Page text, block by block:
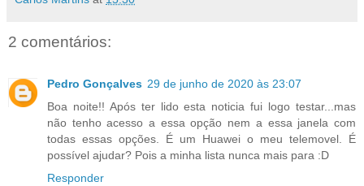
2 comentários:
Pedro Gonçalves 29 de junho de 2020 às 23:07
Boa noite!! Após ter lido esta noticia fui logo testar...mas
não tenho acesso a essa opção nem a essa janela com
todas essas opções. É um Huawei o meu telemovel. É
possível ajudar? Pois a minha lista nunca mais para :D
Responder